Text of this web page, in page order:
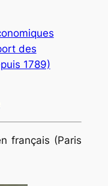
des
1789)
français (Paris